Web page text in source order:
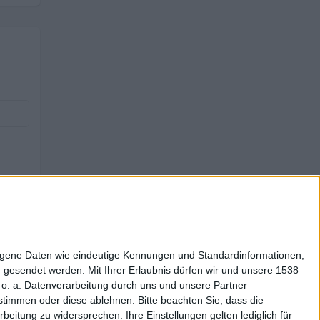
Daten wie eindeutige Kennungen und Standardinformationen,
werden.
Mit Ihrer Erlaubnis dürfen wir und unsere 1538
a. Datenverarbeitung durch uns und unsere Partner
oder diese ablehnen.
Bitte beachten Sie, dass die
zu widersprechen. Ihre Einstellungen gelten lediglich für